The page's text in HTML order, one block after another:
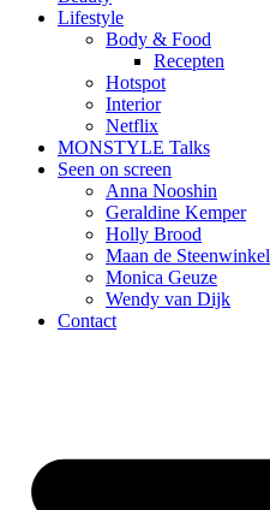
Lifestyle
Body & Food
Recepten
Hotspot
Interior
Netflix
MONSTYLE Talks
Seen on screen
Anna Nooshin
Geraldine Kemper
Holly Brood
Maan de Steenwinkel
Monica Geuze
Wendy van Dijk
Contact